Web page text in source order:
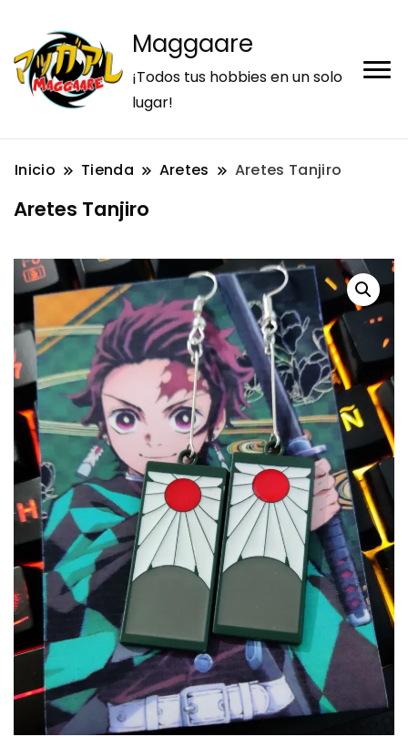
Maggaare
¡Todos tus hobbies en un solo
lugar!
Inicio Tienda Aretes Aretes Tanjiro
Aretes Tanjiro